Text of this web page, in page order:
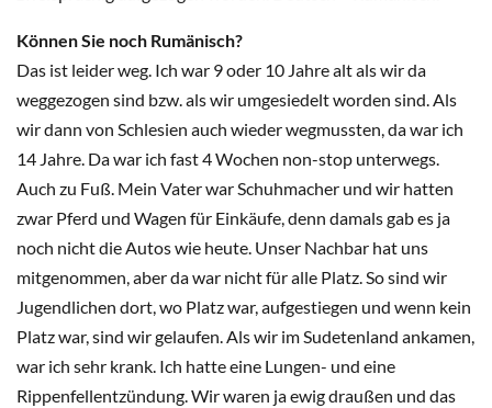
Können Sie noch Rumänisch?
Das ist leider weg. Ich war 9 oder 10 Jahre alt als wir da
weggezogen sind bzw. als wir umgesiedelt worden sind. Als
wir dann von Schlesien auch wieder wegmussten, da war ich
14 Jahre. Da war ich fast 4 Wochen non-stop unterwegs.
Auch zu Fuß. Mein Vater war Schuhmacher und wir hatten
zwar Pferd und Wagen für Einkäufe, denn damals gab es ja
noch nicht die Autos wie heute. Unser Nachbar hat uns
mitgenommen, aber da war nicht für alle Platz. So sind wir
Jugendlichen dort, wo Platz war, aufgestiegen und wenn kein
Platz war, sind wir gelaufen. Als wir im Sudetenland ankamen,
war ich sehr krank. Ich hatte eine Lungen- und eine
Rippenfellentzündung. Wir waren ja ewig draußen und das